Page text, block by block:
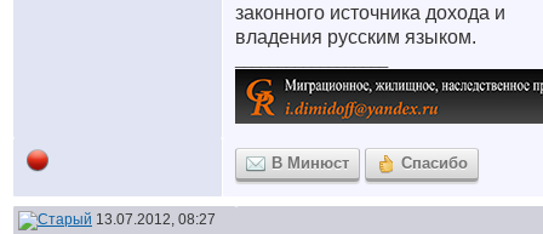
законного источника дохода и
владения русским языком.
В Минюст Спасибо
13.07.2012, 08:27